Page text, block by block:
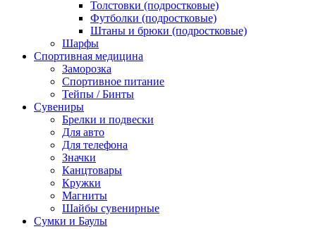
Толстовки (подростковые)
Футболки (подростковые)
Штаны и брюки (подростковые)
Шарфы
Спортивная медицина
Заморозка
Спортивное питание
Тейпы / Бинты
Сувениры
Брелки и подвески
Для авто
Для телефона
Значки
Канцтовары
Кружки
Магниты
Шайбы сувенирные
Сумки и Баулы